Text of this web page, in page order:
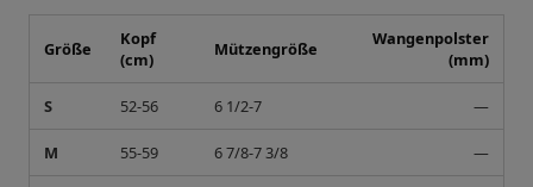
Größe
Kopf
(cm)
Mützengröße
Wangenpolster
(mm)
S 52-56 6 1/2-7 —
M 55-59 6 7/8-7 3/8 —